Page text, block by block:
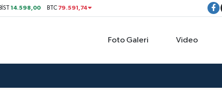
BİST14.598,00 BTC 79.591,74
Foto Galeri Video